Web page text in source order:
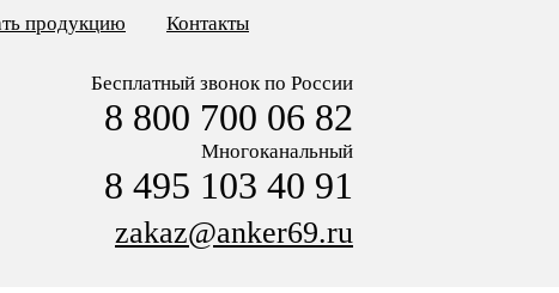
продукцию Контакты
Бесплатный звонок по России
8 800 700 06 82
Многоканальный
8 495 103 40 91
zakaz@anker69.ru